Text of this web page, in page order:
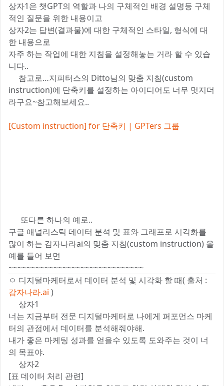
상자1은 챗GPT의 역할과 나의 구체적인 배경 설명등 구체
적인 질문을 위한 내용이고
상자2는 답변(결과물)에 대한 구체적인 스타일, 형식에 대
한 내용으로
자주 하는 작업에 대한 지침을 설정해놓는 거라 할 수 있습
니다..
🚩참고로…지피터스의 Ditto님의 맞춤 지침(custom
instruction)에 단축키를 설정하는 아이디어도 너무 멋지더
라구요~참고해보세요..
[Custom instruction] for 단축키 | GPTers 그룹
🚩 또다른 하나의 예로..
구글 애널리스틱 데이터 분석 및 표와 그래프로 시각화를
많이 하는 감자나라ai의 맞춤 지침(custom instruction) 을
예를 들어 보면
~~~~~~~~~~~~~~~~~~~~~~~~~~~~~~
ㅇ 디지털마케터로서 데이터 분석 및 시각화 할 때( 출처 :
감자나라.ai )
😀상자1
너는 지금부터 전문 디지털마케터로 나에게 퍼포먼스 마케
터의 관점에서 데이터를 분석해줘야해.
내가 좋은 마케팅 성과를 얻을수 있도록 도와주는 것이 너
의 목표야.
😀상자2
[표 데이터 처리 관련]